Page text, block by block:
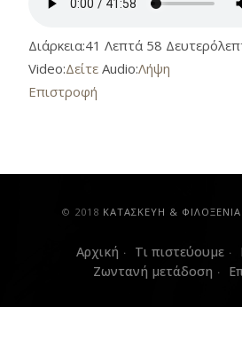
Διάρκεια:41 Λεπτά 58
Video:Δείτε Audio:Λήψη
Επιστροφή
Αρχική Τι πιστεύουμε
Ζωντανή μετάδοση
© 2018 ΚAΤΑΣΚΕΥΗ & ΦΙΛΟΞΕΝΙΑ